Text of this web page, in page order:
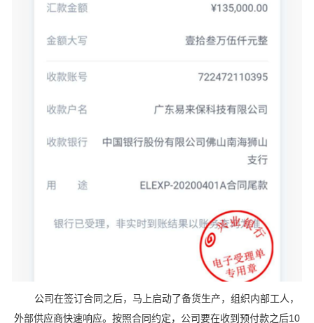
公司在签订合同之后，马上启动了备货生产，组织内部工人，
外部供应商快速响应。按照合同约定，公司要在收到预付款之后10